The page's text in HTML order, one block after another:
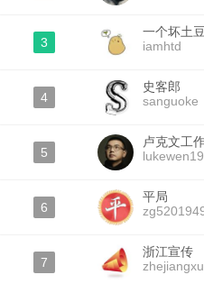
3
一个坏土
iamhtd
4
史客郎
sanguoke
5
卢克文工
6
平局
7
浙江宣传